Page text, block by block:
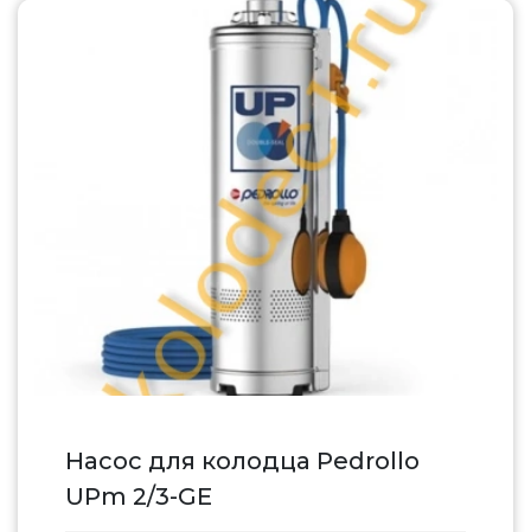
Насос для колодца Pedrollo
UPm 2/3-GE